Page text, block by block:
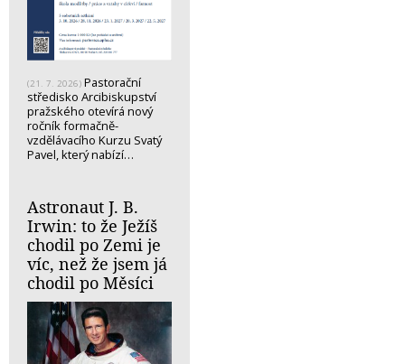
(21. 7. 2026) Pastorační
středisko Arcibiskupství
pražského otevírá nový
ročník formačně-
vzdělávacího Kurzu Svatý
Pavel, který nabízí…
Astronaut J. B.
Irwin: to že Ježíš
chodil po Zemi je
víc, než že jsem já
chodil po Měsíci